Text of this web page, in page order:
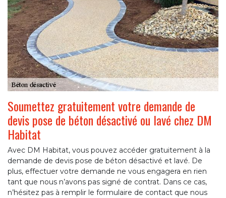
Soumettez gratuitement votre demande de
devis pose de béton désactivé ou lavé chez DM
Habitat
Avec DM Habitat, vous pouvez accéder gratuitement à la
demande de devis pose de béton désactivé et lavé. De
plus, effectuer votre demande ne vous engagera en rien
tant que nous n’avons pas signé de contrat. Dans ce cas,
n’hésitez pas à remplir le formulaire de contact que nous